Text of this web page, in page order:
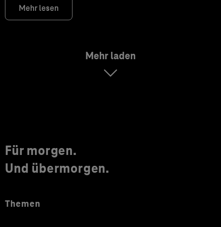
Mehr lesen
Mehr laden
Für morgen.
Und übermorgen.
Themen